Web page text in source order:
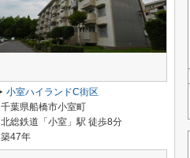
小室ハイランドC街区
千葉県船橋市小室町
北総鉄道「小室」駅 徒歩8分
築47年